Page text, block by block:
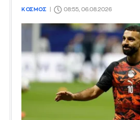
ΚΟΣΜΟΣ 08:55, 06.08.2026